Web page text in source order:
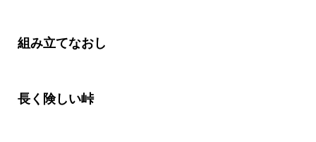
組み立てなおし
長く険しい峠